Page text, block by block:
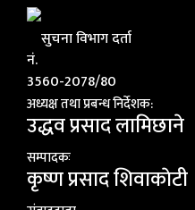
सुचना विभाग दर्ता
नं.
3560-2078/80
अध्यक्ष तथा प्रबन्ध निर्देशक:
उद्धव प्रसाद लामिछाने
सम्पादकः
कृष्ण प्रसाद शिवाकाेटी